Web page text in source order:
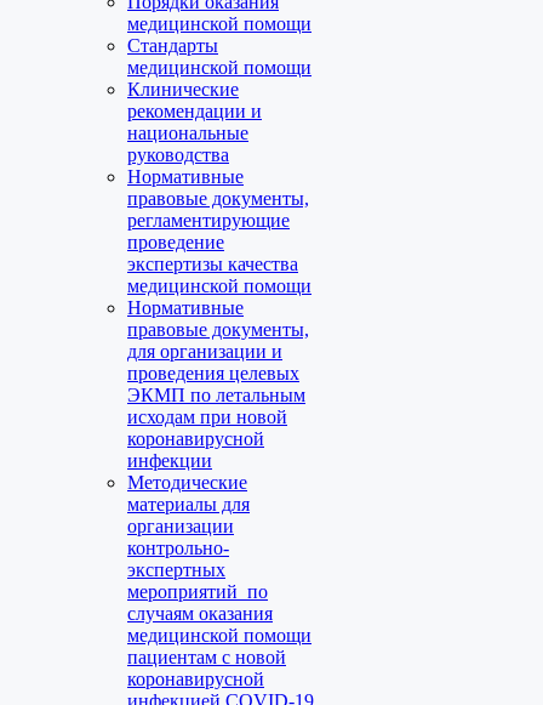
медицинской помощи
Стандарты
медицинской помощи
Клинические
рекомендации и
национальные
руководства
Нормативные
правовые документы,
регламентирующие
проведение
экспертизы качества
медицинской помощи
Нормативные
правовые документы,
для организации и
проведения целевых
ЭКМП по летальным
исходам при новой
коронавирусной
инфекции
Методические
материалы для
организации
контрольно-
экспертных
мероприятий по
случаям оказания
медицинской помощи
пациентам с новой
коронавирусной
инфекцией COVID-19